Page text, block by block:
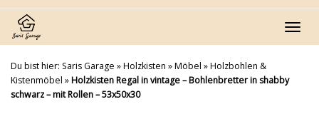
Skip
main
content
Du bist hier: Saris Garage »Holzkisten »Möbel »Holzbohlen &
Kistenmöbel »Holzkisten Regal in vintage – Bohlenbretter in shabby
schwarz – mit Rollen – 53x50x30